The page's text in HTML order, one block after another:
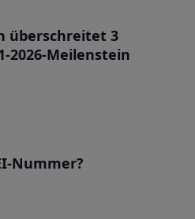
überschreitet 3
2026-Meilenstein
Nummer?